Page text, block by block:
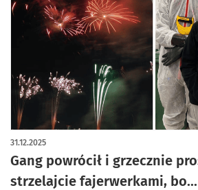
Gang powrócił i grzecznie
strzelajcie fajerwerkami,
31.12.2025